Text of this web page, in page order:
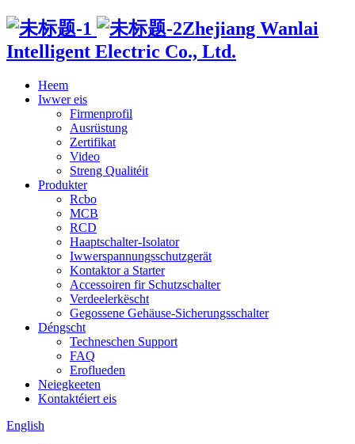
Zhejiang Wanlai
Intelligent Electric Co., Ltd.
Heem
Iwwer eis
Firmenprofil
Ausrüstung
Zertifikat
Video
Streng Qualitéit
Produkter
Rcbo
MCB
RCD
Haaptschalter-Isolator
Iwwerspannungsschutzgerät
Kontaktor a Starter
Accessoiren fir Schutzschalter
Verdeelerkëscht
Gegossene Gehäuse-Sicherungsschalter
Déngscht
Techneschen Support
FAQ
Eroflueden
Neiegkeeten
Kontaktéiert eis
English